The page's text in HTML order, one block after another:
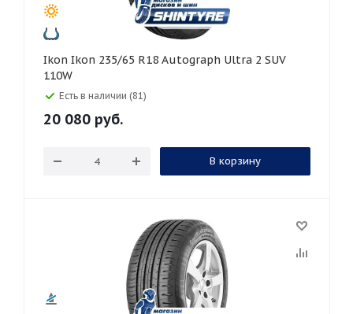
Ikon Ikon 235/65 R18 Autograph Ultra 2 SUV
110W
Есть в наличии (81)
20 080 руб.
В корзину